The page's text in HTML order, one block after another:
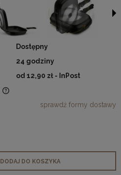
Dostępny
24 godziny
od 12,90 zł - InPost
sprawdź formy dostawy
DODAJ DO KOSZYKA